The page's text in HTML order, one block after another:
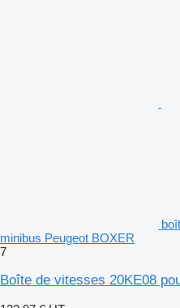
minibus Peugeot BOXER
7
Boîte de vitesses 20KE08